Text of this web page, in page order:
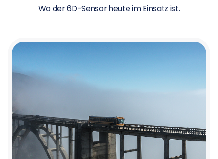
Wo der 6D-Sensor heute im Einsatz ist.